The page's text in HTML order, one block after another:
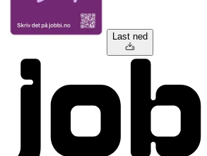
Last ned